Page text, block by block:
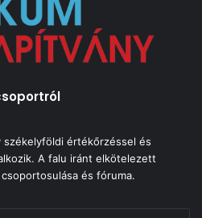
székelyföldi értékőrzéssel és
A falu iránt elkötelezett
és fóruma.